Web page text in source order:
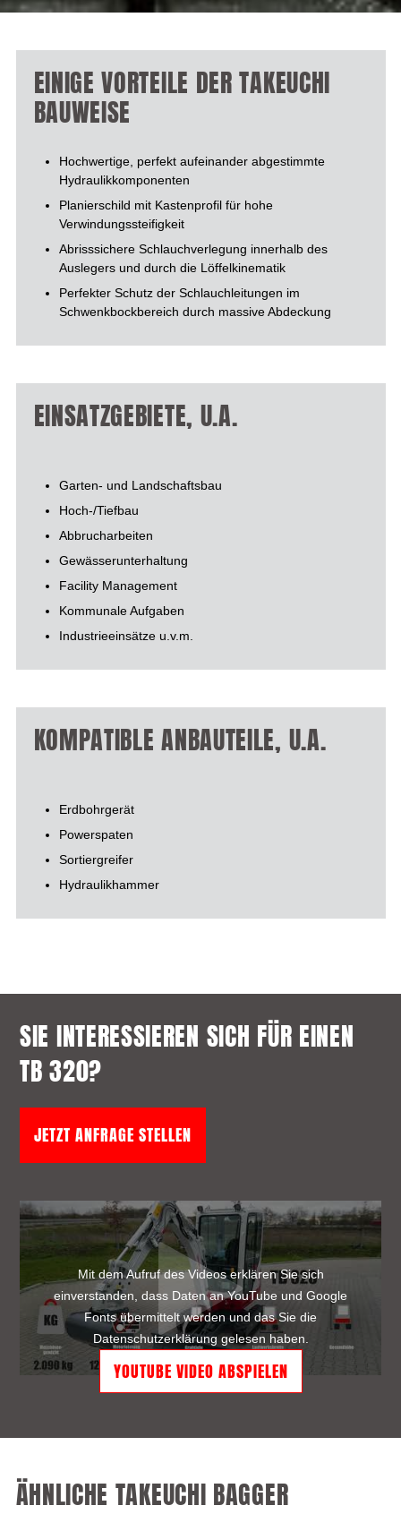
EINIGE VORTEILE DER TAKEUCHI
BAUWEISE
Hochwertige, perfekt aufeinander abgestimmte
Hydraulikkomponenten
Planierschild mit Kastenprofil für hohe
Verwindungssteifigkeit
Abrisssichere Schlauchverlegung innerhalb des
Auslegers und durch die Löffelkinematik
Perfekter Schutz der Schlauchleitungen im
Schwenkbockbereich durch massive Abdeckung
EINSATZGEBIETE, U.A.
Garten- und Landschaftsbau
Hoch-/Tiefbau
Abbrucharbeiten
Gewässerunterhaltung
Facility Management
Kommunale Aufgaben
Industrieeinsätze u.v.m.
KOMPATIBLE ANBAUTEILE, U.A.
Erdbohrgerät
Powerspaten
Sortiergreifer
Hydraulikhammer
SIE INTERESSIEREN SICH FÜR EINEN
TB 320?
JETZT ANFRAGE STELLEN
Mit dem Aufruf des Videos erklären Sie sich
einverstanden, dass Daten an YouTube und Google
Fonts übermittelt werden und das Sie die
Datenschutzerklärunggelesen haben.
ÄHNLICHE TAKEUCHI BAGGER